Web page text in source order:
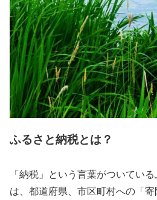
ふるさと納税とは？
「納税」という言葉がついてい
は、都道府県、市区町村への「寄